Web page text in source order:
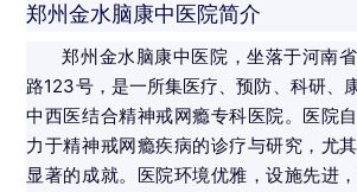
郑州金水脑康中医院简介
郑州金水脑康中医院，坐落于河南
路123号，是一所集医疗、预防、科研、
中西医结合精神戒网瘾专科医院。医院
力于精神戒网瘾疾病的诊疗与研究，尤
显著的成就。医院环境优雅，设施先进